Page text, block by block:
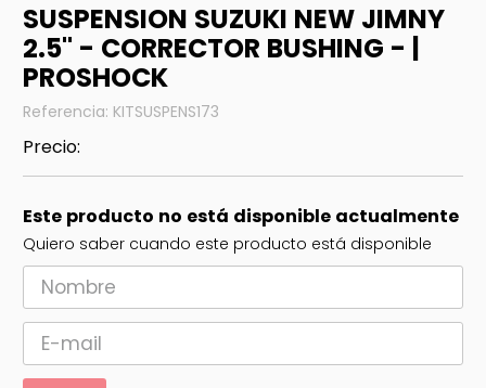
SUSPENSION SUZUKI NEW JIMNY
2.5" - CORRECTOR BUSHING - |
PROSHOCK
Referencia: KITSUSPENS173
Este producto no está disponible actualmente
Quiero saber cuando este producto está disponible